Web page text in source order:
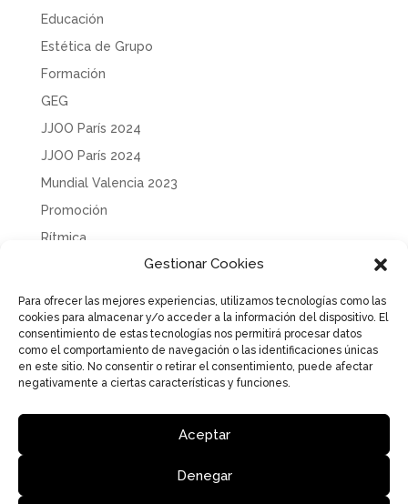
Gestionar Cookies
Para ofrecer las mejores experiencias, utilizamos tecnologías como las
cookies para almacenar y/o acceder a la información del dispositivo. El
consentimiento de estas tecnologías nos permitirá procesar datos
como el comportamiento de navegación o las identificaciones únicas
en este sitio. No consentir o retirar el consentimiento, puede afectar
negativamente a ciertas características y funciones.
Aceptar
Denegar
Educación
Estética de Grupo
Formación
GEG
JJOO París 2024
JJOO París 2024
Mundial Valencia 2023
Promoción
Rítmica
Tecnificación
Uncategorized
Política de Privacidad